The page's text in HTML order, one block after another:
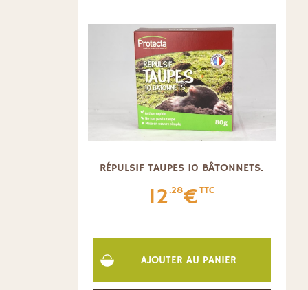
RÉPULSIF TAUPES 10 BÂTONNETS.
12.28€TTC
AJOUTER AU PANIER